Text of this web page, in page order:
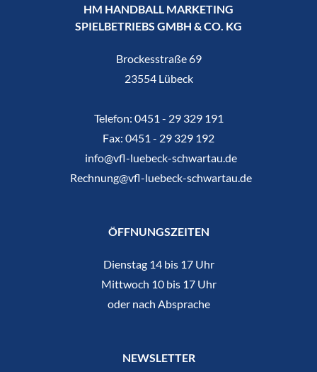
HM HANDBALL MARKETING
SPIELBETRIEBS GMBH & CO. KG
Brockesstraße 69
23554 Lübeck
Telefon: 0451 - 29 329 191
Fax: 0451 - 29 329 192
info@vfl-luebeck-schwartau.de
Rechnung@vfl-luebeck-schwartau.de
ÖFFNUNGSZEITEN
Dienstag 14 bis 17 Uhr
Mittwoch 10 bis 17 Uhr
oder nach Absprache
NEWSLETTER